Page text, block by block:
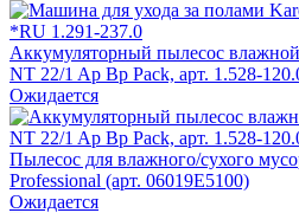
Аккумуляторный пылесос
NT 22/1 Ap Bp Pack, арт. 1.528-
Ожидается
Пылесос для влажного/сухого
Professional (арт. 06019E5100)
Ожидается